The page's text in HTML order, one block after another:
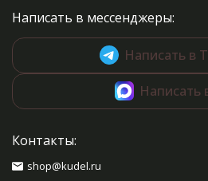
Написать в мессенджеры:
Написать в
Написать
Контакты:
shop@kudel.ru